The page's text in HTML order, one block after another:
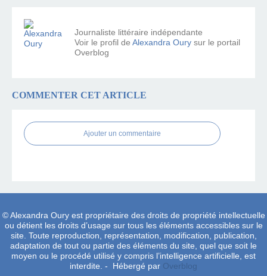
Journaliste littéraire indépendante
Voir le profil de Alexandra Oury sur le portail
Overblog
COMMENTER CET ARTICLE
Ajouter un commentaire
© Alexandra Oury est propriétaire des droits de propriété intellectuelle
ou détient les droits d’usage sur tous les éléments accessibles sur le
site. Toute reproduction, représentation, modification, publication,
adaptation de tout ou partie des éléments du site, quel que soit le
moyen ou le procédé utilisé y compris l’intelligence artificielle, est
interdite. - Hébergé par Overblog